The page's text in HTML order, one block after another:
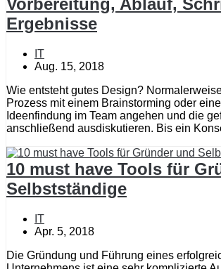
Vorbereitung, Ablauf,
Ergebnisse
IT
Aug. 15, 2018
Wie entsteht gutes Design?
Prozess mit einem Brainstorming oder
Ideenfindung im Team angehen und die
anschließend ausdiskutieren. Bis ein
10 must have Tools für
Selbstständige
IT
Apr. 5, 2018
Die Gründung und Führung eines